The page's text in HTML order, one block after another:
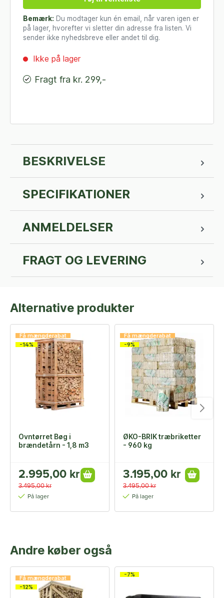
Bemærk: Du modtager kun én email, når varen igen er
på lager, hvorefter vi sletter din adresse fra listen. Vi
sender ikke nyhedsbreve eller andet til dig.
Ikke på lager
Fragt fra kr. 299,-
BESKRIVELSE
SPECIFIKATIONER
ANMELDELSER
FRAGT OG LEVERING
Alternative produkter
Få mængderabat
-14%
Ovntørret Bøg i
brændetårn - 1,8 m3
2.995,00 kr
3.495,00 kr
På lager
Få mængderabat
-9%
ØKO-BRIK træbriketter
- 960 kg
3.195,00 kr
3.495,00 kr
På lager
Andre køber også
Få mængderabat
-12%
-7%